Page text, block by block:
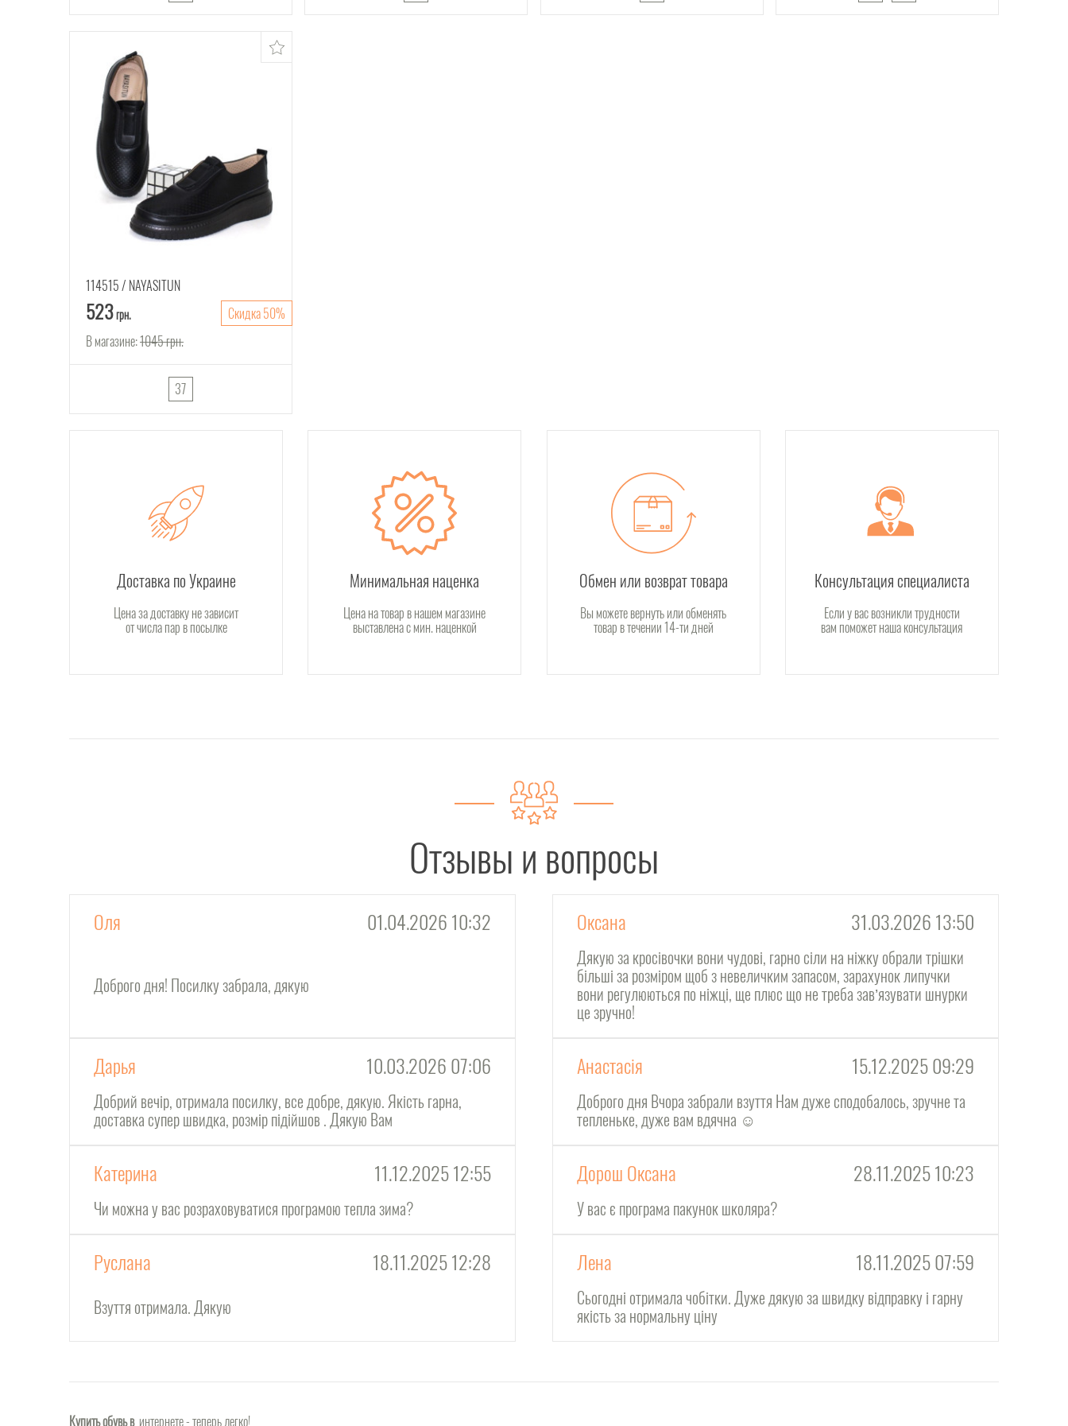
114515 NAYASITUN
523грн.
Скидка 50%
В магазине:1045грн.
37
Доставка по Украине
Цена за доставку не зависит
от числа пар в посылке
Минимальная наценка
Цена на товар в нашем магазине
выставлена с мин. наценкой
Обмен или возврат товара
Вы можете вернуть или обменять
товар в течении 14-ти дней
Консультация специалиста
Если у вас возникли трудности
вам поможет наша консультация
Отзывы и вопросы
Оля 01.04.2026 10:32
Доброго дня! Посилку забрала, дякую
Оксана 31.03.2026 13:50
Дякую за кросівочки вони чудові, гарно сіли на ніжку обрали трішки
більші за розміром щоб з невеличким запасом, зарахунок липучки
вони регулюються по ніжці, ще плюс що не треба завʼязувати шнурки
це зручно!
Дарья 10.03.2026 07:06
Добрий вечір, отримала посилку, все добре, дякую. Якість гарна,
доставка супер швидка, розмір підійшов . Дякую Вам
Анастасія 15.12.2025 09:29
Доброго дня Вчора забрали взуття Нам дуже сподобалось, зручне та
тепленьке, дуже вам вдячна ☺️
Катерина 11.12.2025 12:55
Чи можна у вас розраховуватися програмою тепла зима?
Дорош Оксана 28.11.2025 10:23
У вас є програма пакунок школяра?
Руслана 18.11.2025 12:28
Взуття отримала. Дякую
Лена 18.11.2025 07:59
Сьогодні отримала чобітки. Дуже дякую за швидку відправку і гарну
якість за нормальну ціну
Купить обувь винтернете - теперь легко!